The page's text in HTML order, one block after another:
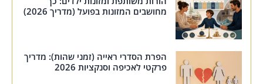
מחושבים המזונות בפועל (מדריך 2026)
הפרת הסדרי ראייה (זמני שהות): מדריך
פרקטי לאכיפה וסנקציות 2026